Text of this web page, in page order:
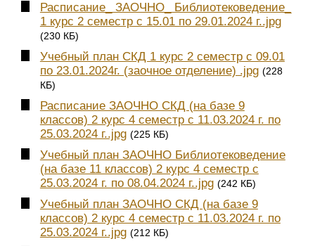
Расписание_ ЗАОЧНО_ Библиотековедение_
1 курс 2 семестр с 15.01 по 29.01.2024 г..jpg
(230 КБ)
Учебный план СКД 1 курс 2 семестр с 09.01
по 23.01.2024г. (заочное отделение) .jpg (228
КБ)
Расписание ЗАОЧНО СКД (на базе 9
классов) 2 курс 4 семестр с 11.03.2024 г. по
25.03.2024 г..jpg (225 КБ)
Учебный план ЗАОЧНО Библиотековедение
(на базе 11 классов) 2 курс 4 семестр с
25.03.2024 г. по 08.04.2024 г..jpg (242 КБ)
Учебный план ЗАОЧНО СКД (на базе 9
классов) 2 курс 4 семестр с 11.03.2024 г. по
25.03.2024 г..jpg (212 КБ)